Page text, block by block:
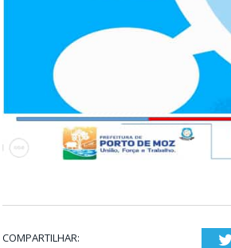
COMPARTILHAR: